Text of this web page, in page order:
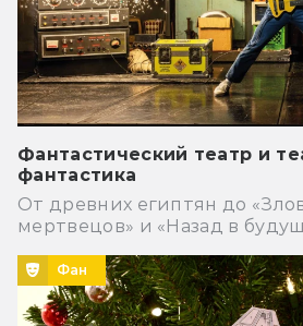
Фантастический театр и
фантастика
От древних египтян до
мертвецов» и «Назад в
Фан